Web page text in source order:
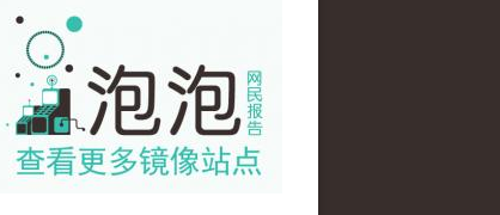
pao-pao-banner-mirror-site-120814.jpg